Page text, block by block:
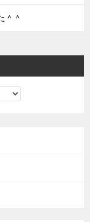
＾＾